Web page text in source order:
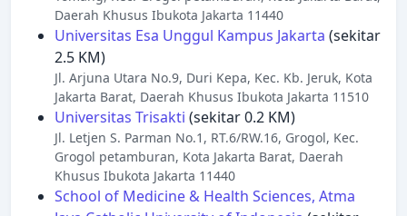
Daerah Khusus Ibukota Jakarta 11440
Universitas Esa Unggul Kampus Jakarta (sekitar
2.5 KM)
Jl. Arjuna Utara No.9, Duri Kepa, Kec. Kb. Jeruk, Kota
Jakarta Barat, Daerah Khusus Ibukota Jakarta 11510
Universitas Trisakti (sekitar 0.2 KM)
Jl. Letjen S. Parman No.1, RT.6/RW.16, Grogol, Kec.
Grogol petamburan, Kota Jakarta Barat, Daerah
Khusus Ibukota Jakarta 11440
School of Medicine & Health Sciences, Atma